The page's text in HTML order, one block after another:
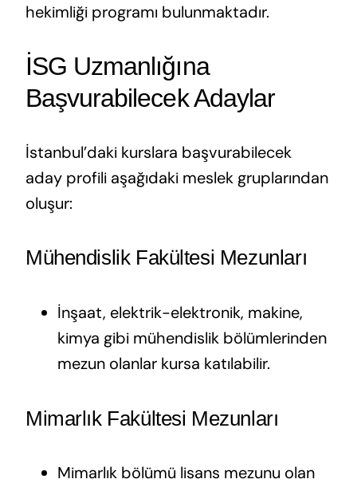
hekimliği programı bulunmaktadır.
İSG Uzmanlığına
Başvurabilecek Adaylar
İstanbul’daki kurslara başvurabilecek
aday profili aşağıdaki meslek gruplarından
oluşur:
Mühendislik Fakültesi Mezunları
İnşaat, elektrik-elektronik, makine,
kimya gibi mühendislik bölümlerinden
mezun olanlar kursa katılabilir.
Mimarlık Fakültesi Mezunları
Mimarlık bölümü lisans mezunu olan